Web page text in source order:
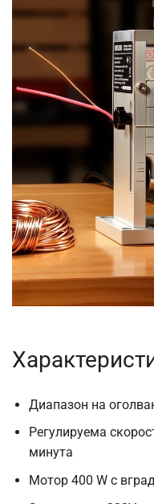
Диапазон на
Регулируема
минута
Мотор 400 W с